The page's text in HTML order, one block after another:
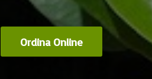
Ordina Online